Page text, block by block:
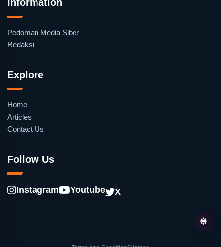
Information
Pedoman Media Siber
Redaksi
Explore
Home
Articles
Contact Us
Follow Us
Instagram Youtube X